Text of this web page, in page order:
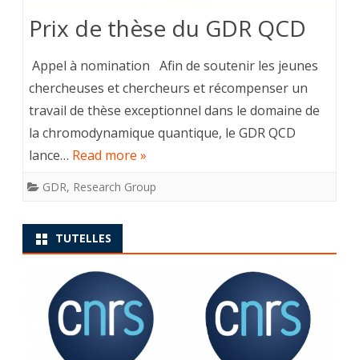
Prix de thèse du GDR QCD
Appel à nomination Afin de soutenir les jeunes
chercheuses et chercheurs et récompenser un
travail de thèse exceptionnel dans le domaine de
la chromodynamique quantique, le GDR QCD
lance… Read more »
GDR, Research Group
TUTELLES